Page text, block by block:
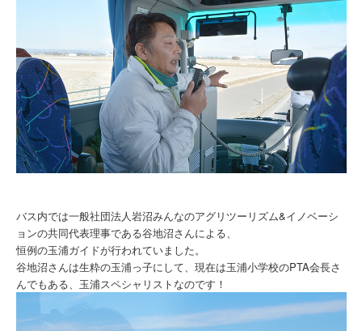
バス内では一般社団法人岩沼みんなのアグリツーリズム&イノベーシ
ョンの共同代表理事である谷地沼さんによる、
恒例の玉浦ガイドが行われていました。
谷地沼さんは生粋の玉浦っ子にして、現在は玉浦小学校のPTA会長さ
んでもある、玉浦スペシャリストなのです！